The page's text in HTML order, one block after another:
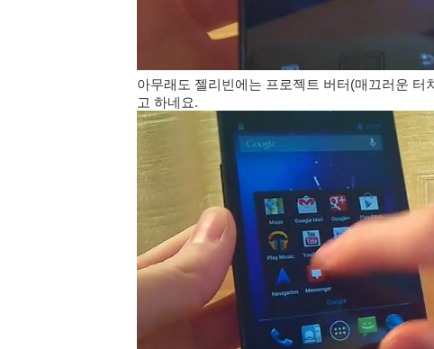
아무래도 젤리빈에는 프로젝트 버터(매끄러운
고 하네요.